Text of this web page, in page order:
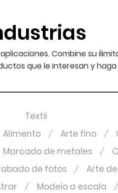
Combine su
que le interesan y
Textil
Alimento Arte fino
Marcado de metales
de fotos Arte
Modelo a escala